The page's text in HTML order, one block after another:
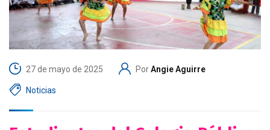
27 de mayo de 2025 PorAngie Aguirre
Noticias